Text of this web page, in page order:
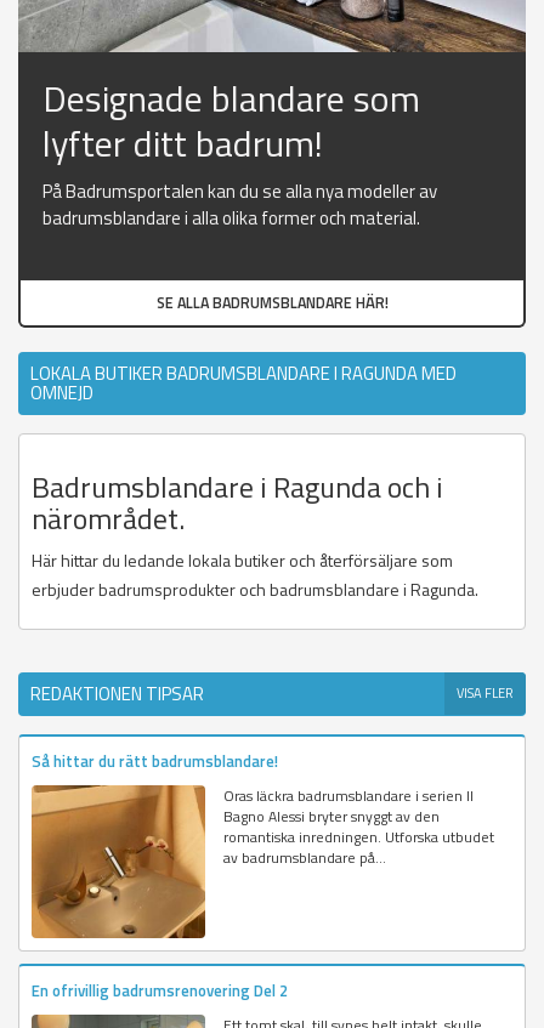
Designade blandare som
lyfter ditt badrum!
På Badrumsportalen kan du se alla nya modeller av
badrumsblandare i alla olika former och material.
SE ALLA BADRUMSBLANDARE HÄR!
LOKALA BUTIKER BADRUMSBLANDARE I RAGUNDA MED
OMNEJD
Badrumsblandare i Ragunda och i
närområdet.
Här hittar du ledande lokala butiker och återförsäljare som
erbjuder badrumsprodukter och badrumsblandare i Ragunda.
REDAKTIONEN TIPSAR VISA FLER
Så hittar du rätt badrumsblandare!
Oras läckra badrumsblandare i serien Il
Bagno Alessi bryter snyggt av den
romantiska inredningen. Utforska utbudet
av badrumsblandare på...
En ofrivillig badrumsrenovering Del 2